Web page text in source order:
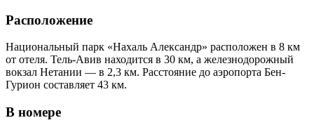
Расположение
Национальный парк «Нахаль Александр» расположен в 8 км
от отеля. Тель-Авив находится в 30 км, а железнодорожный
вокзал Нетании — в 2,3 км. Расстояние до аэропорта Бен-
Гурион составляет 43 км.
В номере